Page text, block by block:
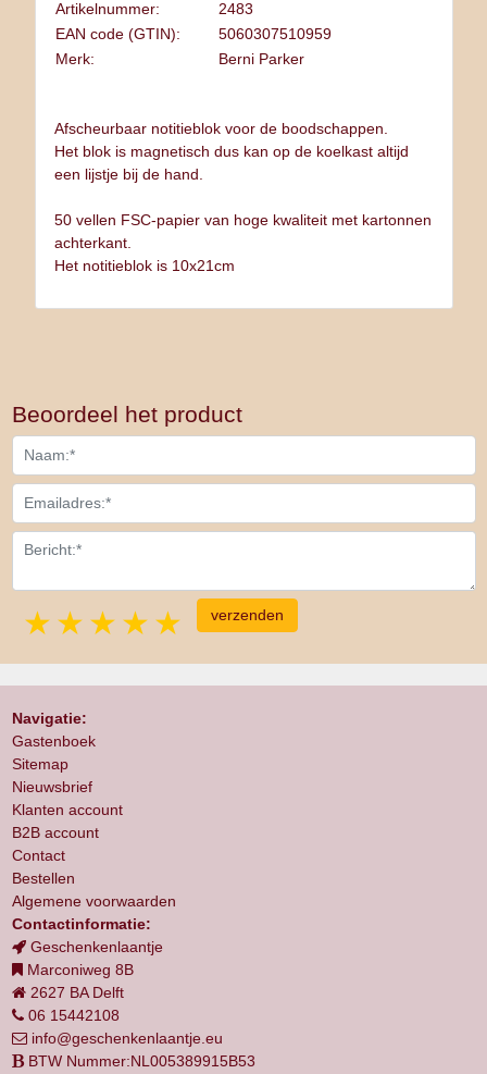
Artikelnummer:
2483
EAN code (GTIN):
5060307510959
Merk:
Berni Parker
Afscheurbaar notitieblok voor de boodschappen.
Het blok is magnetisch dus kan op de koelkast altijd
een lijstje bij de hand.
50 vellen FSC-papier van hoge kwaliteit met kartonnen
achterkant.
Het notitieblok is 10x21cm
Beoordeel het product
5 stars
4 stars
3 stars
2 stars
1 star
Navigatie:
Gastenboek
Sitemap
Nieuwsbrief
Klanten account
B2B account
Contact
Bestellen
Algemene voorwaarden
Contactinformatie:
Geschenkenlaantje
Marconiweg 8B
2627 BA Delft
06 15442108
info@geschenkenlaantje.eu
BTW Nummer:NL005389915B53